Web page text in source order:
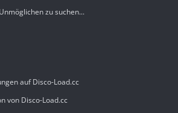
zu suchen...
auf Disco-Load.cc
von Disco-Load.cc